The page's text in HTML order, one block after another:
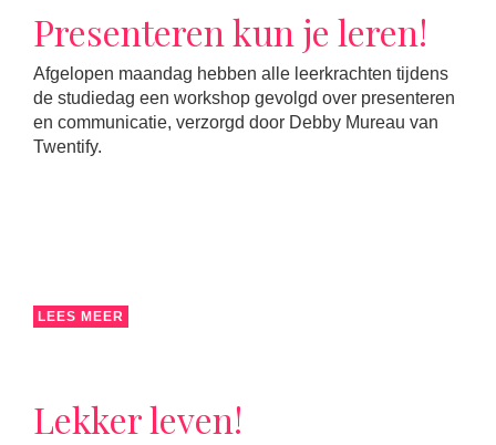
Presenteren kun je leren!
Afgelopen maandag hebben alle leerkrachten tijdens
de studiedag een workshop gevolgd over presenteren
en communicatie, verzorgd door Debby Mureau van
Twentify.
LEES MEER
Lekker leven!